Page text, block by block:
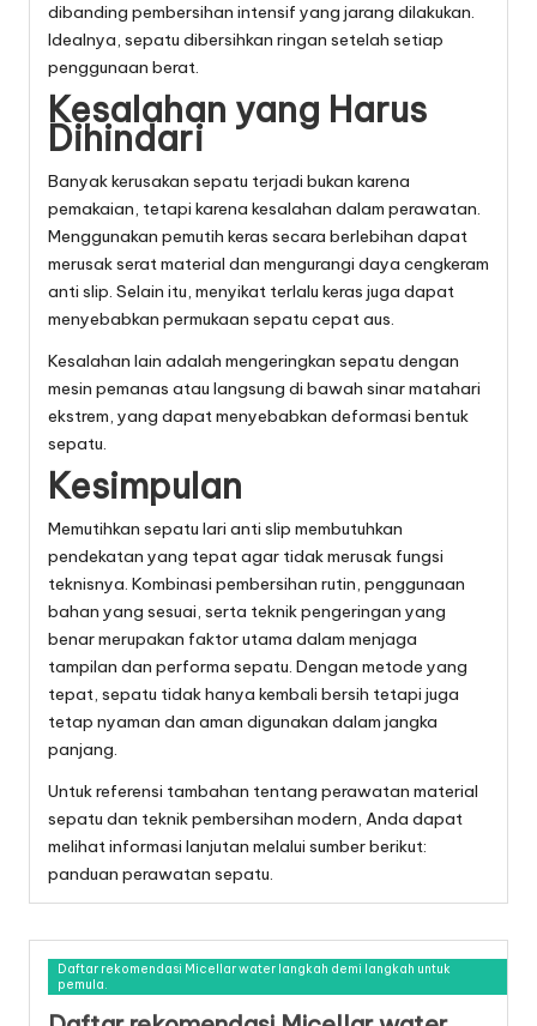
dibanding pembersihan intensif yang jarang dilakukan.
Idealnya, sepatu dibersihkan ringan setelah setiap
penggunaan berat.
Kesalahan yang Harus
Dihindari
Banyak kerusakan sepatu terjadi bukan karena
pemakaian, tetapi karena kesalahan dalam perawatan.
Menggunakan pemutih keras secara berlebihan dapat
merusak serat material dan mengurangi daya cengkeram
anti slip. Selain itu, menyikat terlalu keras juga dapat
menyebabkan permukaan sepatu cepat aus.
Kesalahan lain adalah mengeringkan sepatu dengan
mesin pemanas atau langsung di bawah sinar matahari
ekstrem, yang dapat menyebabkan deformasi bentuk
sepatu.
Kesimpulan
Memutihkan sepatu lari anti slip membutuhkan
pendekatan yang tepat agar tidak merusak fungsi
teknisnya. Kombinasi pembersihan rutin, penggunaan
bahan yang sesuai, serta teknik pengeringan yang
benar merupakan faktor utama dalam menjaga
tampilan dan performa sepatu. Dengan metode yang
tepat, sepatu tidak hanya kembali bersih tetapi juga
tetap nyaman dan aman digunakan dalam jangka
panjang.
Untuk referensi tambahan tentang perawatan material
sepatu dan teknik pembersihan modern, Anda dapat
melihat informasi lanjutan melalui sumber berikut:
panduan perawatan sepatu.
Daftar rekomendasi Micellar water langkah demi langkah untuk
pemula.